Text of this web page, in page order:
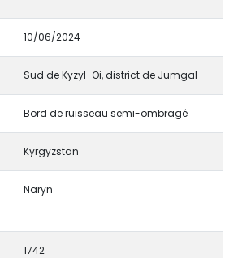
10/06/2024
Sud de Kyzyl-Oi, district de Jumgal
Bord de ruisseau semi-ombragé
Kyrgyzstan
Naryn
1742